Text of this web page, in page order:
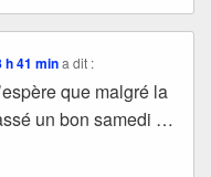
h 41 min a dit :
que malgré la
un bon samedi …